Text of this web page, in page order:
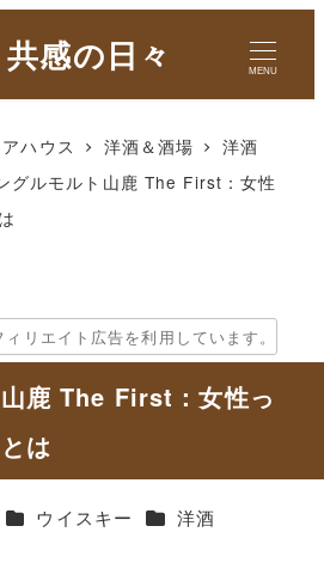
感の日々 MENU
ハウス 洋酒＆酒場
洋酒
グルモルト山鹿 The First：女性
ィリエイト広告を利用しています。
鹿 The First：女性っ
は
カテゴリー
ウイスキー カテゴリー
洋酒